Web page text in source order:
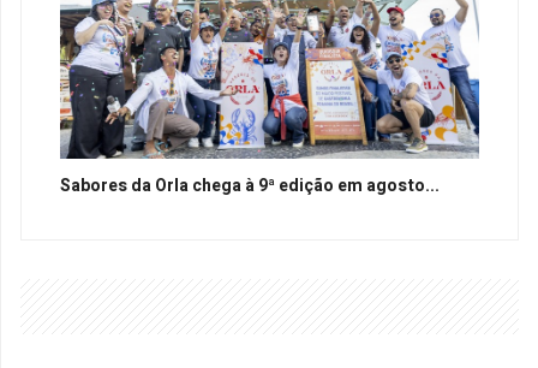
Sabores da Orla chega à 9ª edição em agosto...